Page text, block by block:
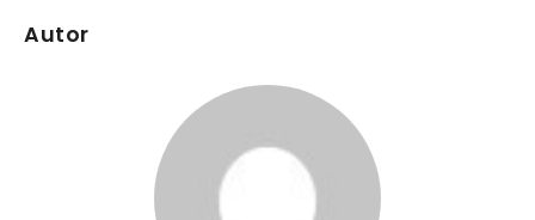
Autor